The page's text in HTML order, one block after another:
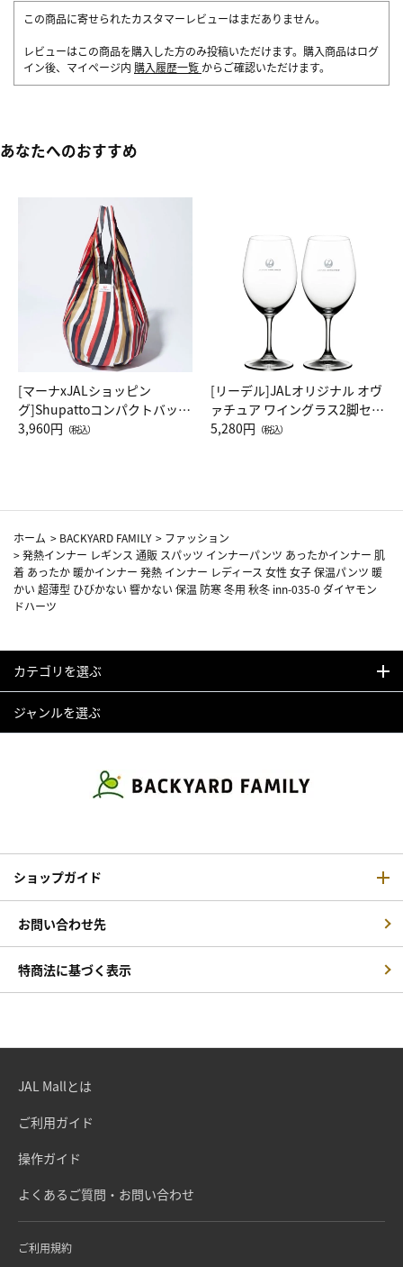
この商品に寄せられたカスタマーレビューはまだありません。
レビューはこの商品を購入した方のみ投稿いただけます。購入商品はログ
イン後、マイページ内 購入履歴一覧 からご確認いただけます。
あなたへのおすすめ
[マーナxJALショッピン
グ]Shupattoコンパクトバッグ
Drop JAL客室乗務員（LC）ス
3,960円 （税込）
[リーデル]JALオリジナル オヴ
ァチュア ワイングラス2脚セッ
ト（レッドワイン）
5,280円 （税込）
ホーム > BACKYARD FAMILY > ファッション
>発熱インナー レギンス 通販 スパッツ インナーパンツ あったかインナー 肌
着 あったか 暖かインナー 発熱 インナー レディース 女性 女子 保温パンツ 暖
かい 超薄型 ひびかない 響かない 保温 防寒 冬用 秋冬 inn-035-0 ダイヤモン
ドハーツ
カテゴリを選ぶ
ジャンルを選ぶ
ショップガイド
お問い合わせ先
特商法に基づく表示
JAL Mallとは
ご利用ガイド
操作ガイド
よくあるご質問・お問い合わせ
ご利用規約